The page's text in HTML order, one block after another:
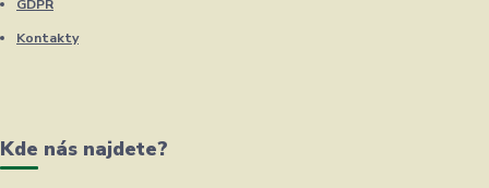
GDPR
Kontakty
Kde nás najdete?